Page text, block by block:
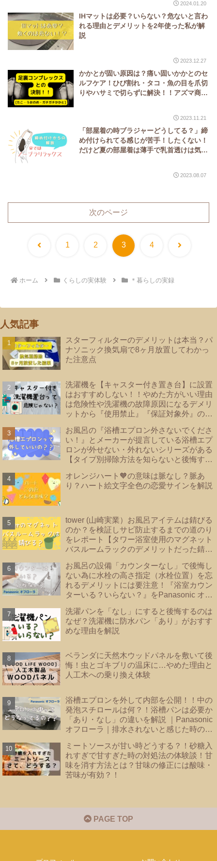
2024.01.20
IHマットは必要？いらない？危ないと言わ
れる理由とデメリットを2年使った私が解
説
2023.12.27
かかとが固い原因は？痛い固いかかとのセ
ルフケア！ひび割れ・タコ・魚の目を爪切
りやハサミで切らずに解決！！アズマ商
2023.11.21
「部屋着の時ブラジャーどうしてる？」締
め付けられてる感じが苦手！したくない！
だけど夏の部屋着は薄手で乳首透けは気に
る『シリコン ニップレス』ブラなし最
2023.08.07
次のページ
前 1 2 3 4 次
ホーム くらしの実体験 ＊暮らしの実録
人気記事
スターフィルターのデメリットは本当？パ
ナソニック換気扇で8ヶ月放置してわかっ
た注意点
洗濯機を【キャスター付き置き台】に設置
はおすすめしない！！やめた方がいい理由
は危険性や洗濯機の故障原因になるデメリ
ットから『使用禁止』『保証対象外』のメ
外！後悔しない為に知っておきたい【防水
パンのタイプ】を紹介
お風呂の『浴槽エプロン外さないでくださ
い！』とメーカーが提言している浴槽エプ
ロンが外せない・外れないシリーズがある
【タイプ別掃除方法を知らないと後悔する
バーあり｜TOTO・リクシル・Panasonic
｜
オレンジハート🧡の意味は脈なし？脈あ
り？ハート絵文字全色の恋愛サインを解説
tower (山崎実業）お風呂アイテムは錆びる
のか？を検証しサビ防止するまでの道のり
をレポート【タワー浴室使用のマグネット
バスルームラックのデメリットだった錆を
お風呂の設備「カウンターなし」で後悔し
ない為に水栓の高さ指定（水栓位置）を忘
れるデメリットには要注意！『浴室カウン
ターいる？いらない？』をPanasonic オフ
洗濯パンを「なし」にすると後悔するのは
なぜ？洗濯機に防水パン「あり」がおすす
めな理由を解説
ベランダに天然木ウッドパネルを敷いて後
悔！虫とゴキブリの温床に…やめた理由と
人工木への乗り換え体験
浴槽エプロンを外して内部を公開！！中の
発泡スチロールは何？！浴槽パンは必要か
「あり・なし」の違いを解説 ｜Panasonic
オフローラ｜排水されないと感じた時のバ
ミートソースが甘い時どうする？！砂糖入
れすぎで甘すぎた時の対処法の体験談！甘
味を消す方法とは？甘味の修正には酸味・
苦味が有効？！
PAGE TOP